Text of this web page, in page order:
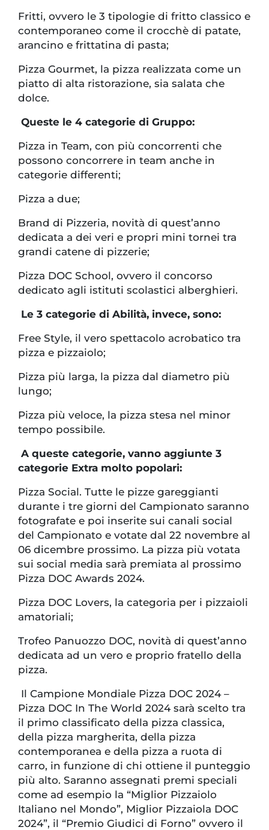
Fritti, ovvero le 3 tipologie di fritto classico e
contemporaneo come il crocchè di patate,
arancino e frittatina di pasta;
Pizza Gourmet, la pizza realizzata come un
piatto di alta ristorazione, sia salata che
dolce.
Queste le 4 categorie di Gruppo:
Pizza in Team, con più concorrenti che
possono concorrere in team anche in
categorie differenti;
Pizza a due;
Brand di Pizzeria, novità di quest’anno
dedicata a dei veri e propri mini tornei tra
grandi catene di pizzerie;
Pizza DOC School, ovvero il concorso
dedicato agli istituti scolastici alberghieri.
Le 3 categorie di Abilità, invece, sono:
Free Style, il vero spettacolo acrobatico tra
pizza e pizzaiolo;
Pizza più larga, la pizza dal diametro più
lungo;
Pizza più veloce, la pizza stesa nel minor
tempo possibile.
A queste categorie, vanno aggiunte 3
categorie Extra molto popolari:
Pizza Social. Tutte le pizze gareggianti
durante i tre giorni del Campionato saranno
fotografate e poi inserite sui canali social
del Campionato e votate dal 22 novembre al
06 dicembre prossimo. La pizza più votata
sui social media sarà premiata al prossimo
Pizza DOC Awards 2024.
Pizza DOC Lovers, la categoria per i pizzaioli
amatoriali;
Trofeo Panuozzo DOC, novità di quest’anno
dedicata ad un vero e proprio fratello della
pizza.
Il Campione Mondiale Pizza DOC 2024 –
Pizza DOC In The World 2024 sarà scelto tra
il primo classificato della pizza classica,
della pizza margherita, della pizza
contemporanea e della pizza a ruota di
carro, in funzione di chi ottiene il punteggio
più alto. Saranno assegnati premi speciali
come ad esempio la “Miglior Pizzaiolo
Italiano nel Mondo”, Miglior Pizzaiola DOC
2024”, il “Premio Giudici di Forno” ovvero il